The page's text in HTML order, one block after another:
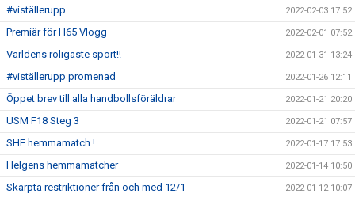
#viställerupp 2022-02-03 17:52
Premiär för H65 Vlogg 2022-02-01 07:52
Världens roligaste sport!! 2022-01-31 13:24
#viställerupp promenad 2022-01-26 12:11
Öppet brev till alla handbollsföräldrar 2022-01-21 20:20
USM F18 Steg 3 2022-01-21 07:57
SHE hemmamatch ! 2022-01-17 17:53
Helgens hemmamatcher 2022-01-14 10:50
Skärpta restriktioner från och med 12/1 2022-01-12 10:07